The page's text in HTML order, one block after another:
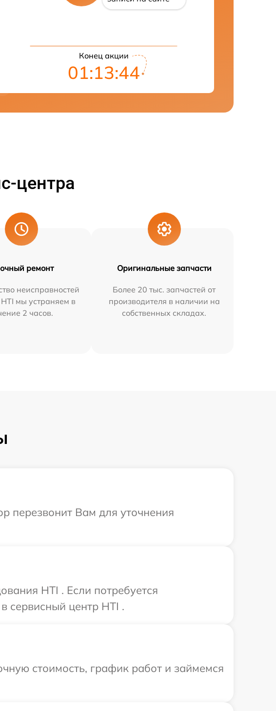
Конец акции
01:13:43
центра
ремонт
неисправностей
мы устраняем в
2 часов.
Оригинальные запчасти
Более 20 тыс. запчастей от
производителя в наличии на
собственных складах.
перезвонит Вам для уточнения
HTI . Если потребуется
сервисный центр HTI .
стоимость, график работ и займемся